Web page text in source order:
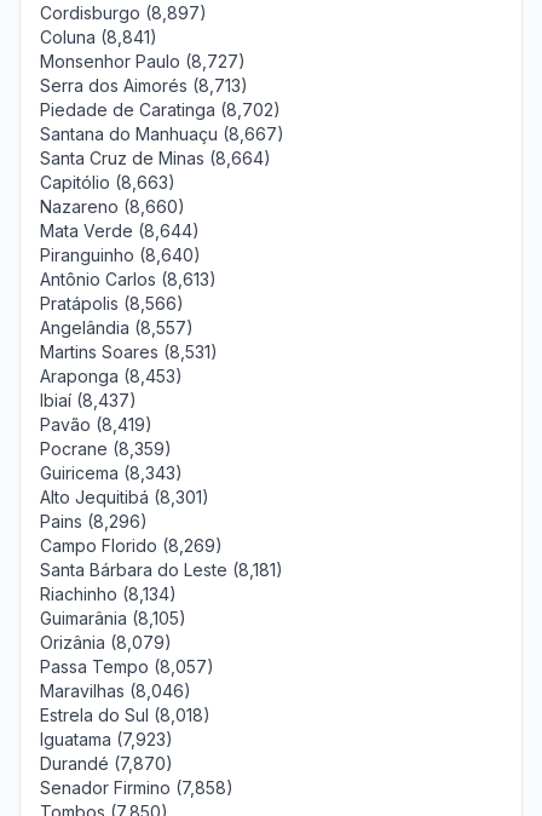
Cordisburgo (8,897)
Coluna (8,841)
Monsenhor Paulo (8,727)
Serra dos Aimorés (8,713)
Piedade de Caratinga (8,702)
Santana do Manhuaçu (8,667)
Santa Cruz de Minas (8,664)
Capitólio (8,663)
Nazareno (8,660)
Mata Verde (8,644)
Piranguinho (8,640)
Antônio Carlos (8,613)
Pratápolis (8,566)
Angelândia (8,557)
Martins Soares (8,531)
Araponga (8,453)
Ibiaí (8,437)
Pavão (8,419)
Pocrane (8,359)
Guiricema (8,343)
Alto Jequitibá (8,301)
Pains (8,296)
Campo Florido (8,269)
Santa Bárbara do Leste (8,181)
Riachinho (8,134)
Guimarânia (8,105)
Orizânia (8,079)
Passa Tempo (8,057)
Maravilhas (8,046)
Estrela do Sul (8,018)
Iguatama (7,923)
Durandé (7,870)
Senador Firmino (7,858)
Tombos (7,850)